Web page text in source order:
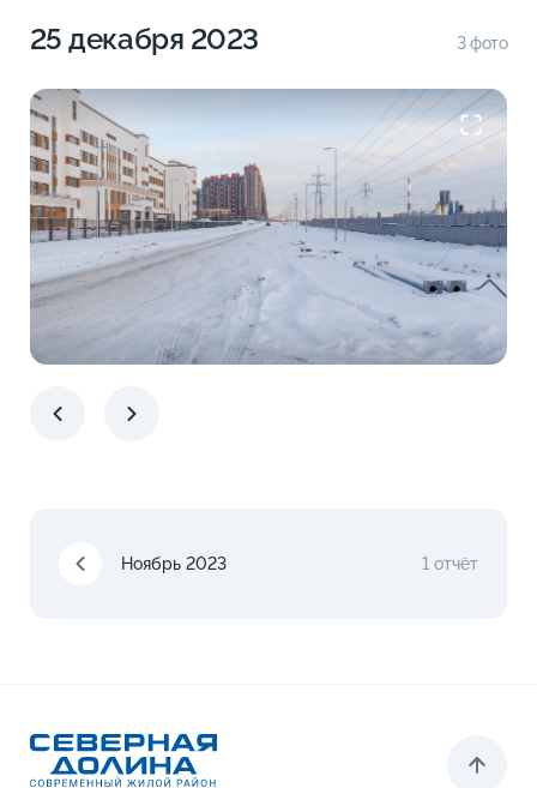
Октябрь 2023
Сентябрь 2023
25 декабря 2023 3 фото
Ноябрь 2023 1 отчёт